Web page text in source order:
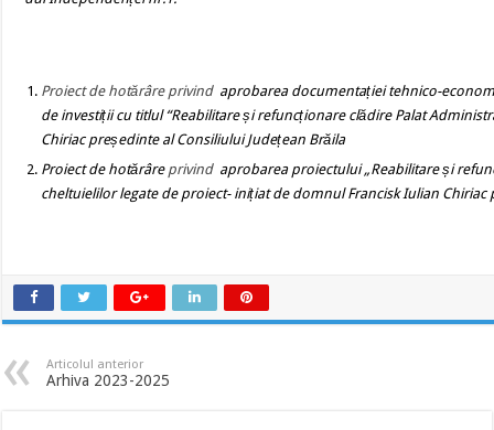
Proiect de hotărâre privind aprobarea documentației tehnico-
de investiții cu titlul “Reabilitare și refuncționare clădire Palat
Chiriac președinte al Consiliului Județean Brăila
Proiect de hotărâre privind aprobarea proiectului „Reabilitare și
cheltuielilor legate de proiect- inițiat de domnul Francisk Iulian
Articolul anterior
Arhiva 2023-2025